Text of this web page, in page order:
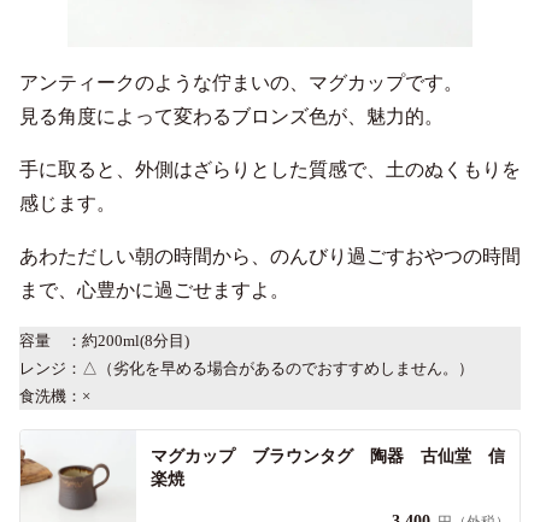
アンティークのような佇まいの、マグカップです。
見る角度によって変わるブロンズ色が、魅力的。
手に取ると、外側はざらりとした質感で、土のぬくもりを
感じます。
あわただしい朝の時間から、のんびり過ごすおやつの時間
まで、心豊かに過ごせますよ。
容量 ：約200ml(8分目)
レンジ：△（劣化を早める場合があるのでおすすめしません。）
食洗機：×
マグカップ ブラウンタグ 陶器 古仙堂 信
楽焼